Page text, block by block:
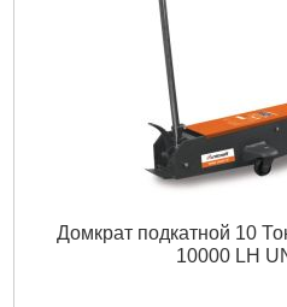
Домкрат подкатной 10
10000 LH